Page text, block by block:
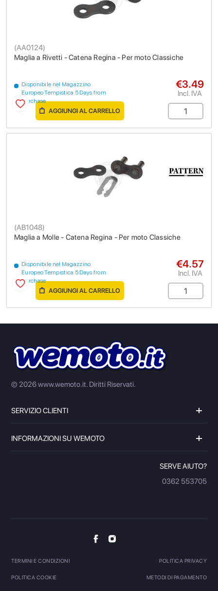
Maglia a Rivetti - Catena Regina - Per moto Classiche
(AA0124)
Disponibile nel Magazzino
Europeo Tempistica 5 Days from
purchase
€3.49
Incl. IVA
AGGIUNGI AL CARRELLO
Maglia a Molle - Catena Regina - Per moto Classiche
(AB1048)
Disponibile nel Magazzino
Europeo Tempistica 5 Days from
purchase
€4.57
Incl. IVA
AGGIUNGI AL CARRELLO
© 2026 www.wemoto.it. Diritti Riservati.
SERVIZIO CLIENTI
INFORMAZIONI SU WEMOTO
SERVE AIUTO?
0362 553705
TERMINI E CONDIZIONI POLITICA PRIVACY
POLITICA COOKIE METODI DI PAGAMENTO